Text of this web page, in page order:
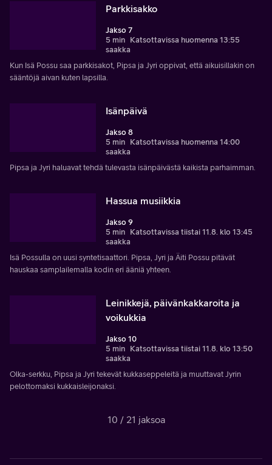
Parkkisakko
Jakso 7
5 min Katsottavissa huomenna 13:55
saakka
Kun Isä Possu saa parkkisakot, Pipsa ja Jyri oppivat, että aikuisillakin on
sääntöjä aivan kuten lapsilla.
Isänpäivä
Jakso 8
5 min Katsottavissa huomenna 14:00
saakka
Pipsa ja Jyri haluavat tehdä tulevasta isänpäivästä kaikista parhaimman.
Hassua musiikkia
Jakso 9
5 min Katsottavissa tiistai 11.8. klo 13:45
saakka
Isä Possulla on uusi syntetisaattori. Pipsa, Jyri ja Äiti Possu pitävät
hauskaa samplailemalla kodin eri ääniä yhteen.
Leinikkejä, päivänkakkaroita ja
voikukkia
Jakso 10
5 min Katsottavissa tiistai 11.8. klo 13:50
saakka
Olka-serkku, Pipsa ja Jyri tekevät kukkaseppeleitä ja muuttavat Jyrin
pelottomaksi kukkaisleijonaksi.
10 / 21 jaksoa